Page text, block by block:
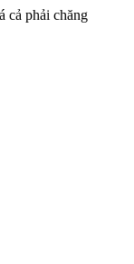
cả phải chăng